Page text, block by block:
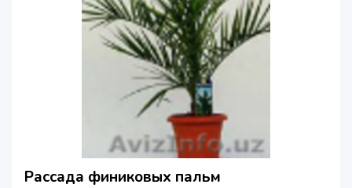
Рассада финиковых пальм